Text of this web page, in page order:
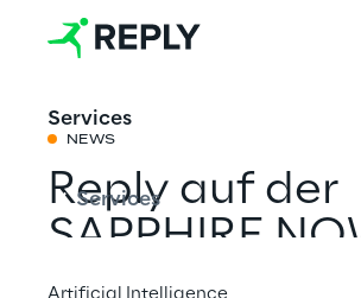
Services
Services
NEWS
Reply auf der
SAPPHIRE
2021